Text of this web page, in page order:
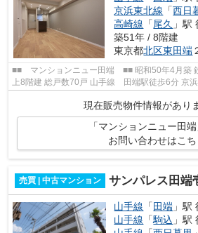
京浜東北線 「西日
高崎線 「尾久 」駅
築51年 / 8階建
東京都北区東田端
■■ マンションニュー田端 ■■ 昭和50年4月築 鉄骨鉄筋コンクリート造地
上8階建 総戸数70戸 山手線 田端駅徒歩6分 京浜東北線 西日暮里駅徒歩12
分 高崎線 尾久駅徒歩13分 ・耐震...
現在販売物件情報があり
「マンションニュー田
お問い合わせはこち
売買 | 中古マンション サンパレス田端
山手線 「 田端 」駅
山手線 「駒込 」駅